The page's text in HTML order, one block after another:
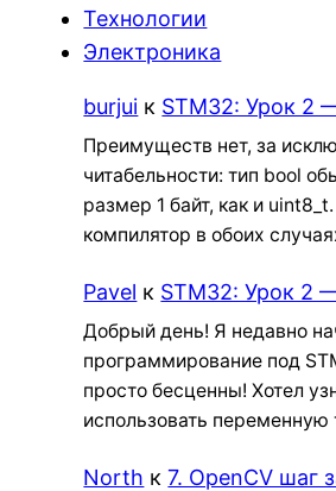
Технологии
Электроника
burjui к STM32: Урок 2
Преимуществ нет, за
читабельности: тип bool
размер 1 байт, как и
компилятор в обоих
Pavel к STM32: Урок 2
Добрый день! Я недавно
программирование под
просто бесценны! Хотел
использовать переменную
North к7. OpenCV шаг